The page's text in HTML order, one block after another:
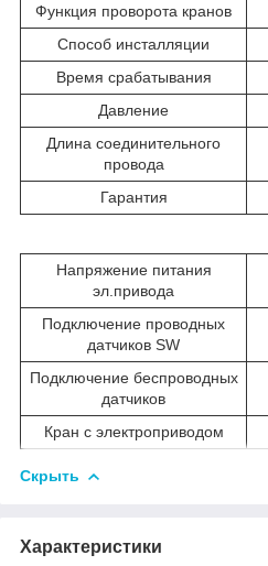
Функция проворота кранов
Способ инсталляции
Время срабатывания
Давление
Длина соединительного
провода
Гарантия
Напряжение питания
эл.привода
Подключение проводных
датчиков SW
Подключение беспроводных
датчиков
Кран с электроприводом
Скрыть
Характеристики